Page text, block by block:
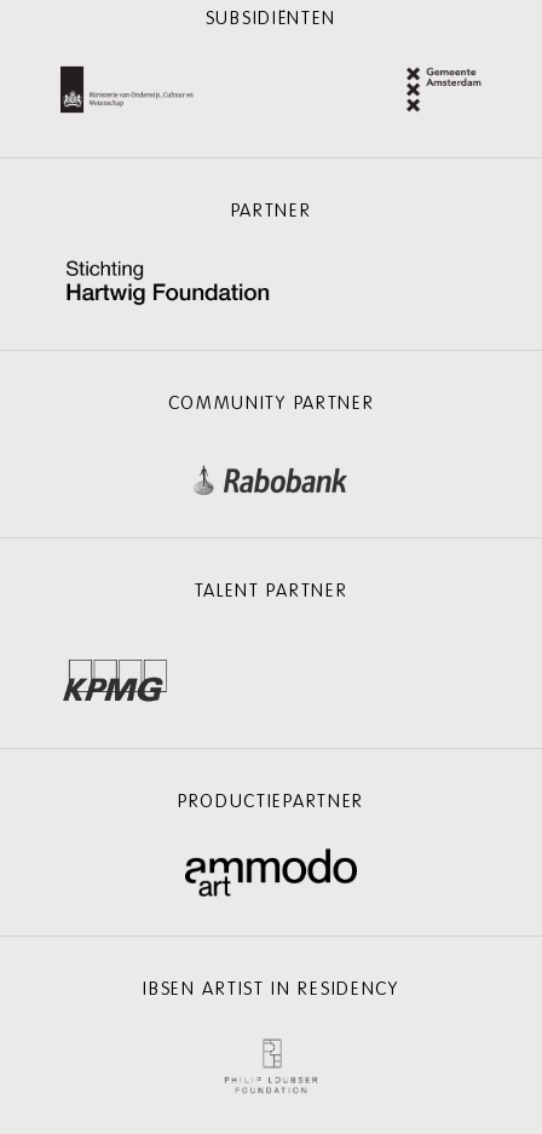
SUBSIDIËNTEN
PARTNER
COMMUNITY PARTNER
TALENT PARTNER
PRODUCTIEPARTNER
IBSEN ARTIST IN RESIDENCY